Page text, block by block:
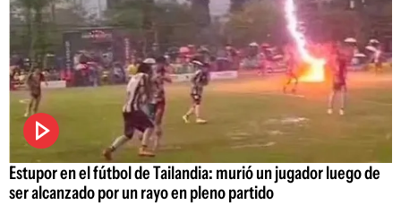
Estupor en el fútbol de Tailandia: murió un jugador luego de
ser alcanzado por un rayo en pleno partido